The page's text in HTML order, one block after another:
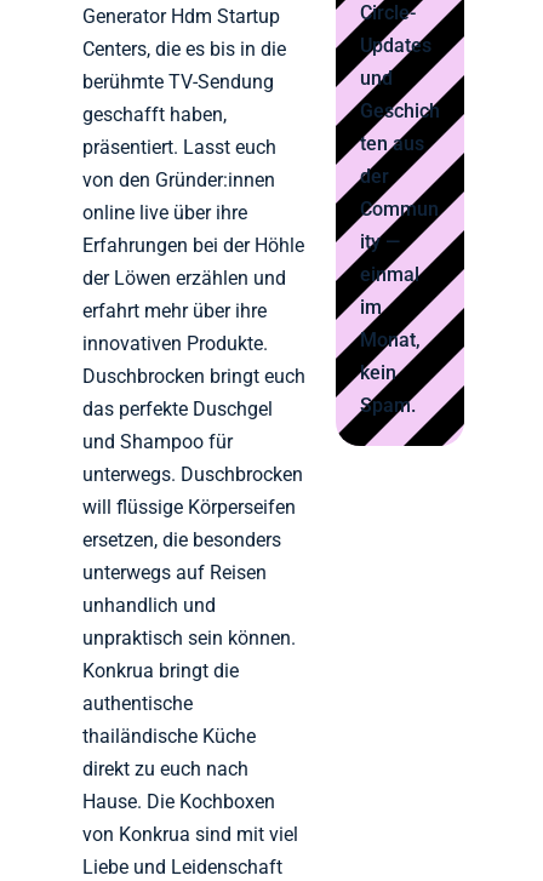
Generator Hdm Startup
Centers, die es bis in die
berühmte TV-Sendung
geschafft haben,
präsentiert. Lasst euch
von den Gründer:innen
online live über ihre
Erfahrungen bei der Höhle
der Löwen erzählen und
erfahrt mehr über ihre
innovativen Produkte.
Duschbrocken bringt euch
das perfekte Duschgel
und Shampoo für
unterwegs. Duschbrocken
will flüssige Körperseifen
ersetzen, die besonders
unterwegs auf Reisen
unhandlich und
unpraktisch sein können.
Konkrua bringt die
authentische
thailändische Küche
direkt zu euch nach
Hause. Die Kochboxen
von Konkrua sind mit viel
Liebe und Leidenschaft
Circle-
Updates
und
Geschich
ten aus
der
Commun
ity —
einmal
im
Monat,
kein
Spam.